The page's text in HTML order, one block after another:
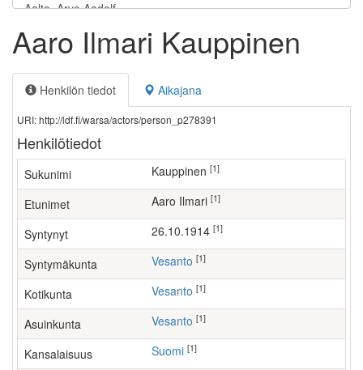
Aaro Ilmari Kauppinen
Henkilön tiedot Aikajana
URI: http://ldf.fi/warsa/actors/person_p278391
Henkilötiedot
Sukunimi Kauppinen [1]
Etunimet Aaro Ilmari [1]
Syntynyt 26.10.1914 [1]
Syntymäkunta Vesanto [1]
Kotikunta Vesanto [1]
Asuinkunta Vesanto [1]
Kansalaisuus Suomi [1]